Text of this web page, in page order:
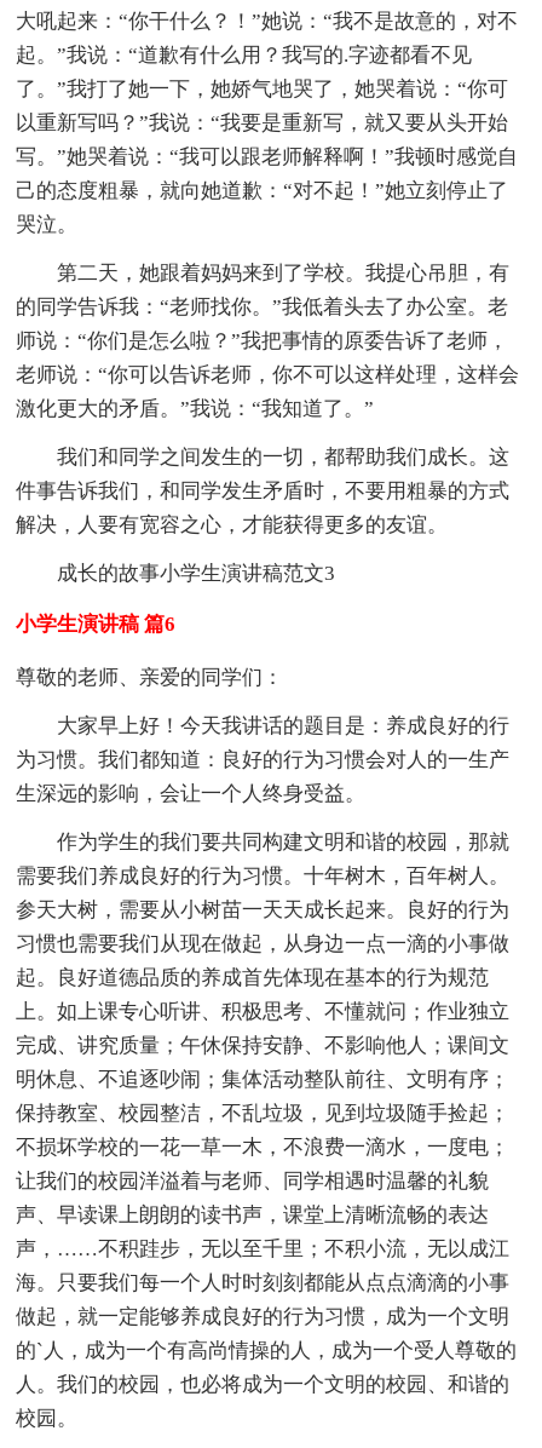
大吼起来：“你干什么？！”她说：“我不是故意的，对不
起。”我说：“道歉有什么用？我写的.字迹都看不见
了。”我打了她一下，她娇气地哭了，她哭着说：“你可
以重新写吗？”我说：“我要是重新写，就又要从头开始
写。”她哭着说：“我可以跟老师解释啊！”我顿时感觉自
己的态度粗暴，就向她道歉：“对不起！”她立刻停止了
哭泣。
第二天，她跟着妈妈来到了学校。我提心吊胆，有
的同学告诉我：“老师找你。”我低着头去了办公室。老
师说：“你们是怎么啦？”我把事情的原委告诉了老师，
老师说：“你可以告诉老师，你不可以这样处理，这样会
激化更大的矛盾。”我说：“我知道了。”
我们和同学之间发生的一切，都帮助我们成长。这
件事告诉我们，和同学发生矛盾时，不要用粗暴的方式
解决，人要有宽容之心，才能获得更多的友谊。
成长的故事小学生演讲稿范文3
小学生演讲稿 篇6
尊敬的老师、亲爱的同学们：
大家早上好！今天我讲话的题目是：养成良好的行
为习惯。我们都知道：良好的行为习惯会对人的一生产
生深远的影响，会让一个人终身受益。
作为学生的我们要共同构建文明和谐的校园，那就
需要我们养成良好的行为习惯。十年树木，百年树人。
参天大树，需要从小树苗一天天成长起来。良好的行为
习惯也需要我们从现在做起，从身边一点一滴的小事做
起。良好道德品质的养成首先体现在基本的行为规范
上。如上课专心听讲、积极思考、不懂就问；作业独立
完成、讲究质量；午休保持安静、不影响他人；课间文
明休息、不追逐吵闹；集体活动整队前往、文明有序；
保持教室、校园整洁，不乱垃圾，见到垃圾随手捡起；
不损坏学校的一花一草一木，不浪费一滴水，一度电；
让我们的校园洋溢着与老师、同学相遇时温馨的礼貌
声、早读课上朗朗的读书声，课堂上清晰流畅的表达
声，……不积跬步，无以至千里；不积小流，无以成江
海。只要我们每一个人时时刻刻都能从点点滴滴的小事
做起，就一定能够养成良好的行为习惯，成为一个文明
的`人，成为一个有高尚情操的人，成为一个受人尊敬的
人。我们的校园，也必将成为一个文明的校园、和谐的
校园。